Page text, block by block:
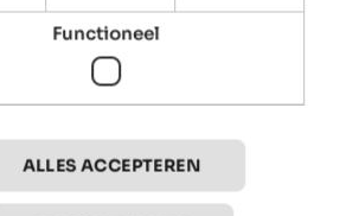
Functioneel
ALLES ACCEPTEREN